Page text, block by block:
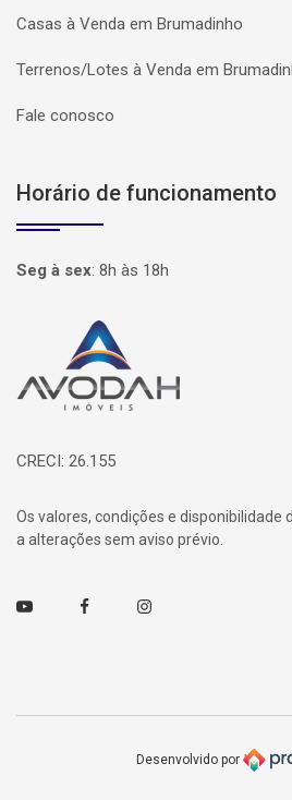
Casas à Venda em Brumadinho
Terrenos/Lotes à Venda em
Fale conosco
Horário de funcionamento
Seg à sex: 8h às 18h
Página inicial
CRECI: 26.155
Os valores, condições e disponibilidade
a alterações sem aviso prévio.
Youtube FacebookInstagram
Desenvolvido por